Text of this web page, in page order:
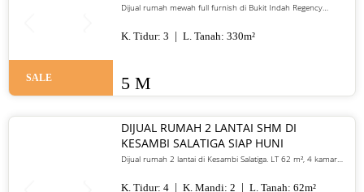
SALE
Dijual rumah mewah full furnish di Bukit Indah Regency
premium. Harga 5 M nego
K. Tidur: 3 L. Tanah: 330m²
5 M
DIJUAL RUMAH 2 LANTAI SHM DI
KESAMBI SALATIGA SIAP HUNI
Dijual rumah 2 lantai di Kesambi Salatiga. LT 62 m², 4 kamar
K. Tidur: 4 K. Mandi: 2 L. Tanah: 62m²